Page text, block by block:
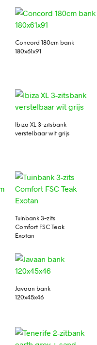
Concord 180cm bank
180x61x91
Ibiza XL 3-zitsbank
verstelbaar wit grijs
Tuinbank 3-zits
Comfort FSC Teak
Exotan
Javaan bank
120x45x46